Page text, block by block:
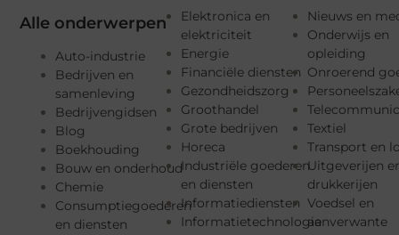
Alle onderwerpen
Auto-industrie
Bedrijven en
samenleving
Bedrijvengidsen
Blog
Boekhouding
Bouw en onderhoud
Chemie
Consumptiegoederen
en diensten
Elektronica en
elektriciteit
Energie
Financiële diensten
Gezondheidszorg
Groothandel
Grote bedrijven
Horeca
Industriële goederen
en diensten
Informatiediensten
Informatietechnologie
Nieuws en
Onderwijs en
opleiding
Onroerend
Textiel
Transport en
Uitgeverijen
drukkerijen
Voedsel en
aanverwante